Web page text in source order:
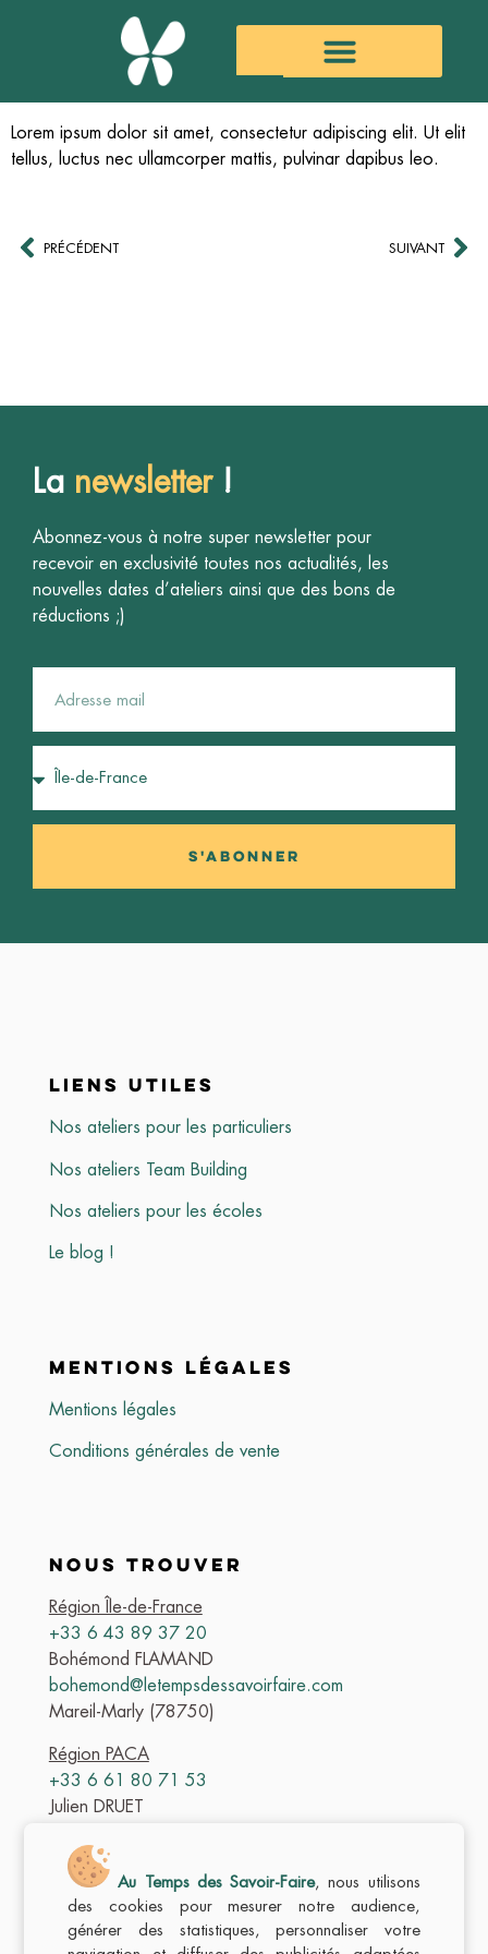
Lorem ipsum dolor sit amet, consectetur adipiscing elit. Ut elit
tellus, luctus nec ullamcorper mattis, pulvinar dapibus leo.
PRÉCÉDENT SUIVANT
La newsletter!
Abonnez-vous à notre super newsletter pour
recevoir en exclusivité toutes nos actualités, les
nouvelles dates d’ateliers ainsi que des bons de
réductions ;)
S'abonner
LIENS UTILES
Nos ateliers pour les particuliers
Nos ateliers Team Building
Nos ateliers pour les écoles
Le blog !
MENTIONS LÉGALES
Mentions légales
Conditions générales de vente
NOUS TROUVER
Région Île-de-France
+33 6 43 89 37 20
Bohémond FLAMAND
bohemond@letempsdessavoirfaire.com
Mareil-Marly (78750)
Région PACA
+33 6 61 80 71 53
Julien DRUET
Aix-en-Provence (13080)
Au Temps des Savoir-Faire, nous utilisons
des cookies pour mesurer notre audience,
générer des statistiques, personnaliser votre